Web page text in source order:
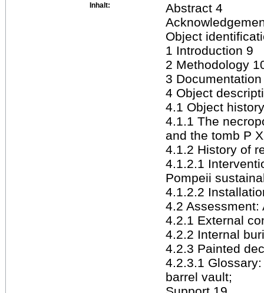
Inhalt:
Abstract 4
Object
1 Introduction 9
2 Methodology
3
4 Object
4.1 Object
4.1.1 The
and the tomb P
4.1.2 History of
4.1.2.1
Pompeii
4.1.2.2
4.2 Assessment:
4.2.1 External
4.2.2 Internal
4.2.3 Painted
4.2.3.1
barrel vault;